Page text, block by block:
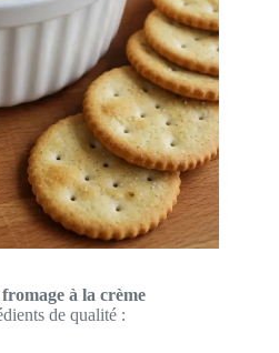
à la crème
de qualité :